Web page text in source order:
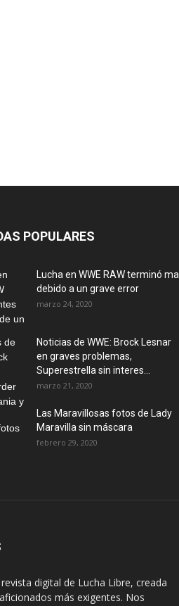
POPULARES
Lucha en WWE RAW terminó mal
debido a un grave error
marzo 24, 2020
Noticias de WWE: Brock Lesnar
en graves problemas,
Superestrella sin interes...
marzo 21, 2020
Las Maravillosas fotos de Lady
Maravilla sin máscara
febrero 29, 2020
digital de Lucha Libre, creada
más exigentes. Nos